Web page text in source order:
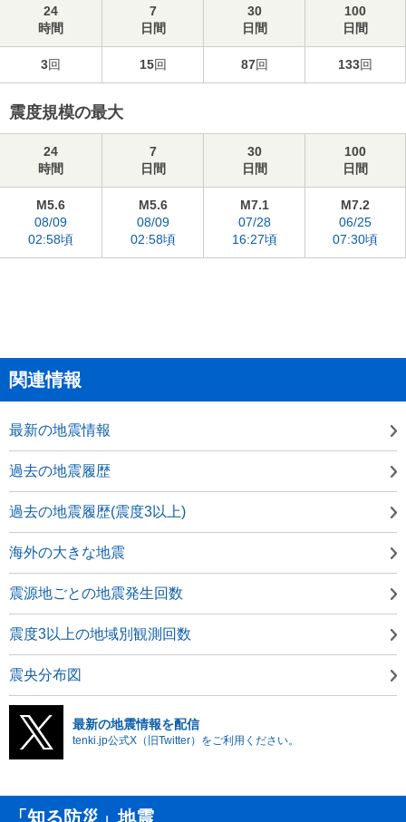
24
時間
7
日間
30
日間
100
日間
3回 15回 87回 133回
震度規模の最大
24
時間
7
日間
30
日間
100
日間
M5.6
08/09
02:58頃
M5.6
08/09
02:58頃
M7.1
07/28
16:27頃
M7.2
06/25
07:30頃
関連情報
最新の地震情報
過去の地震履歴
過去の地震履歴(震度3以上)
海外の大きな地震
震源地ごとの地震発生回数
震度3以上の地域別観測回数
震央分布図
最新の地震情報を配信
tenki.jp公式X（旧Twitter）をご利用ください。
「知る防災」地震